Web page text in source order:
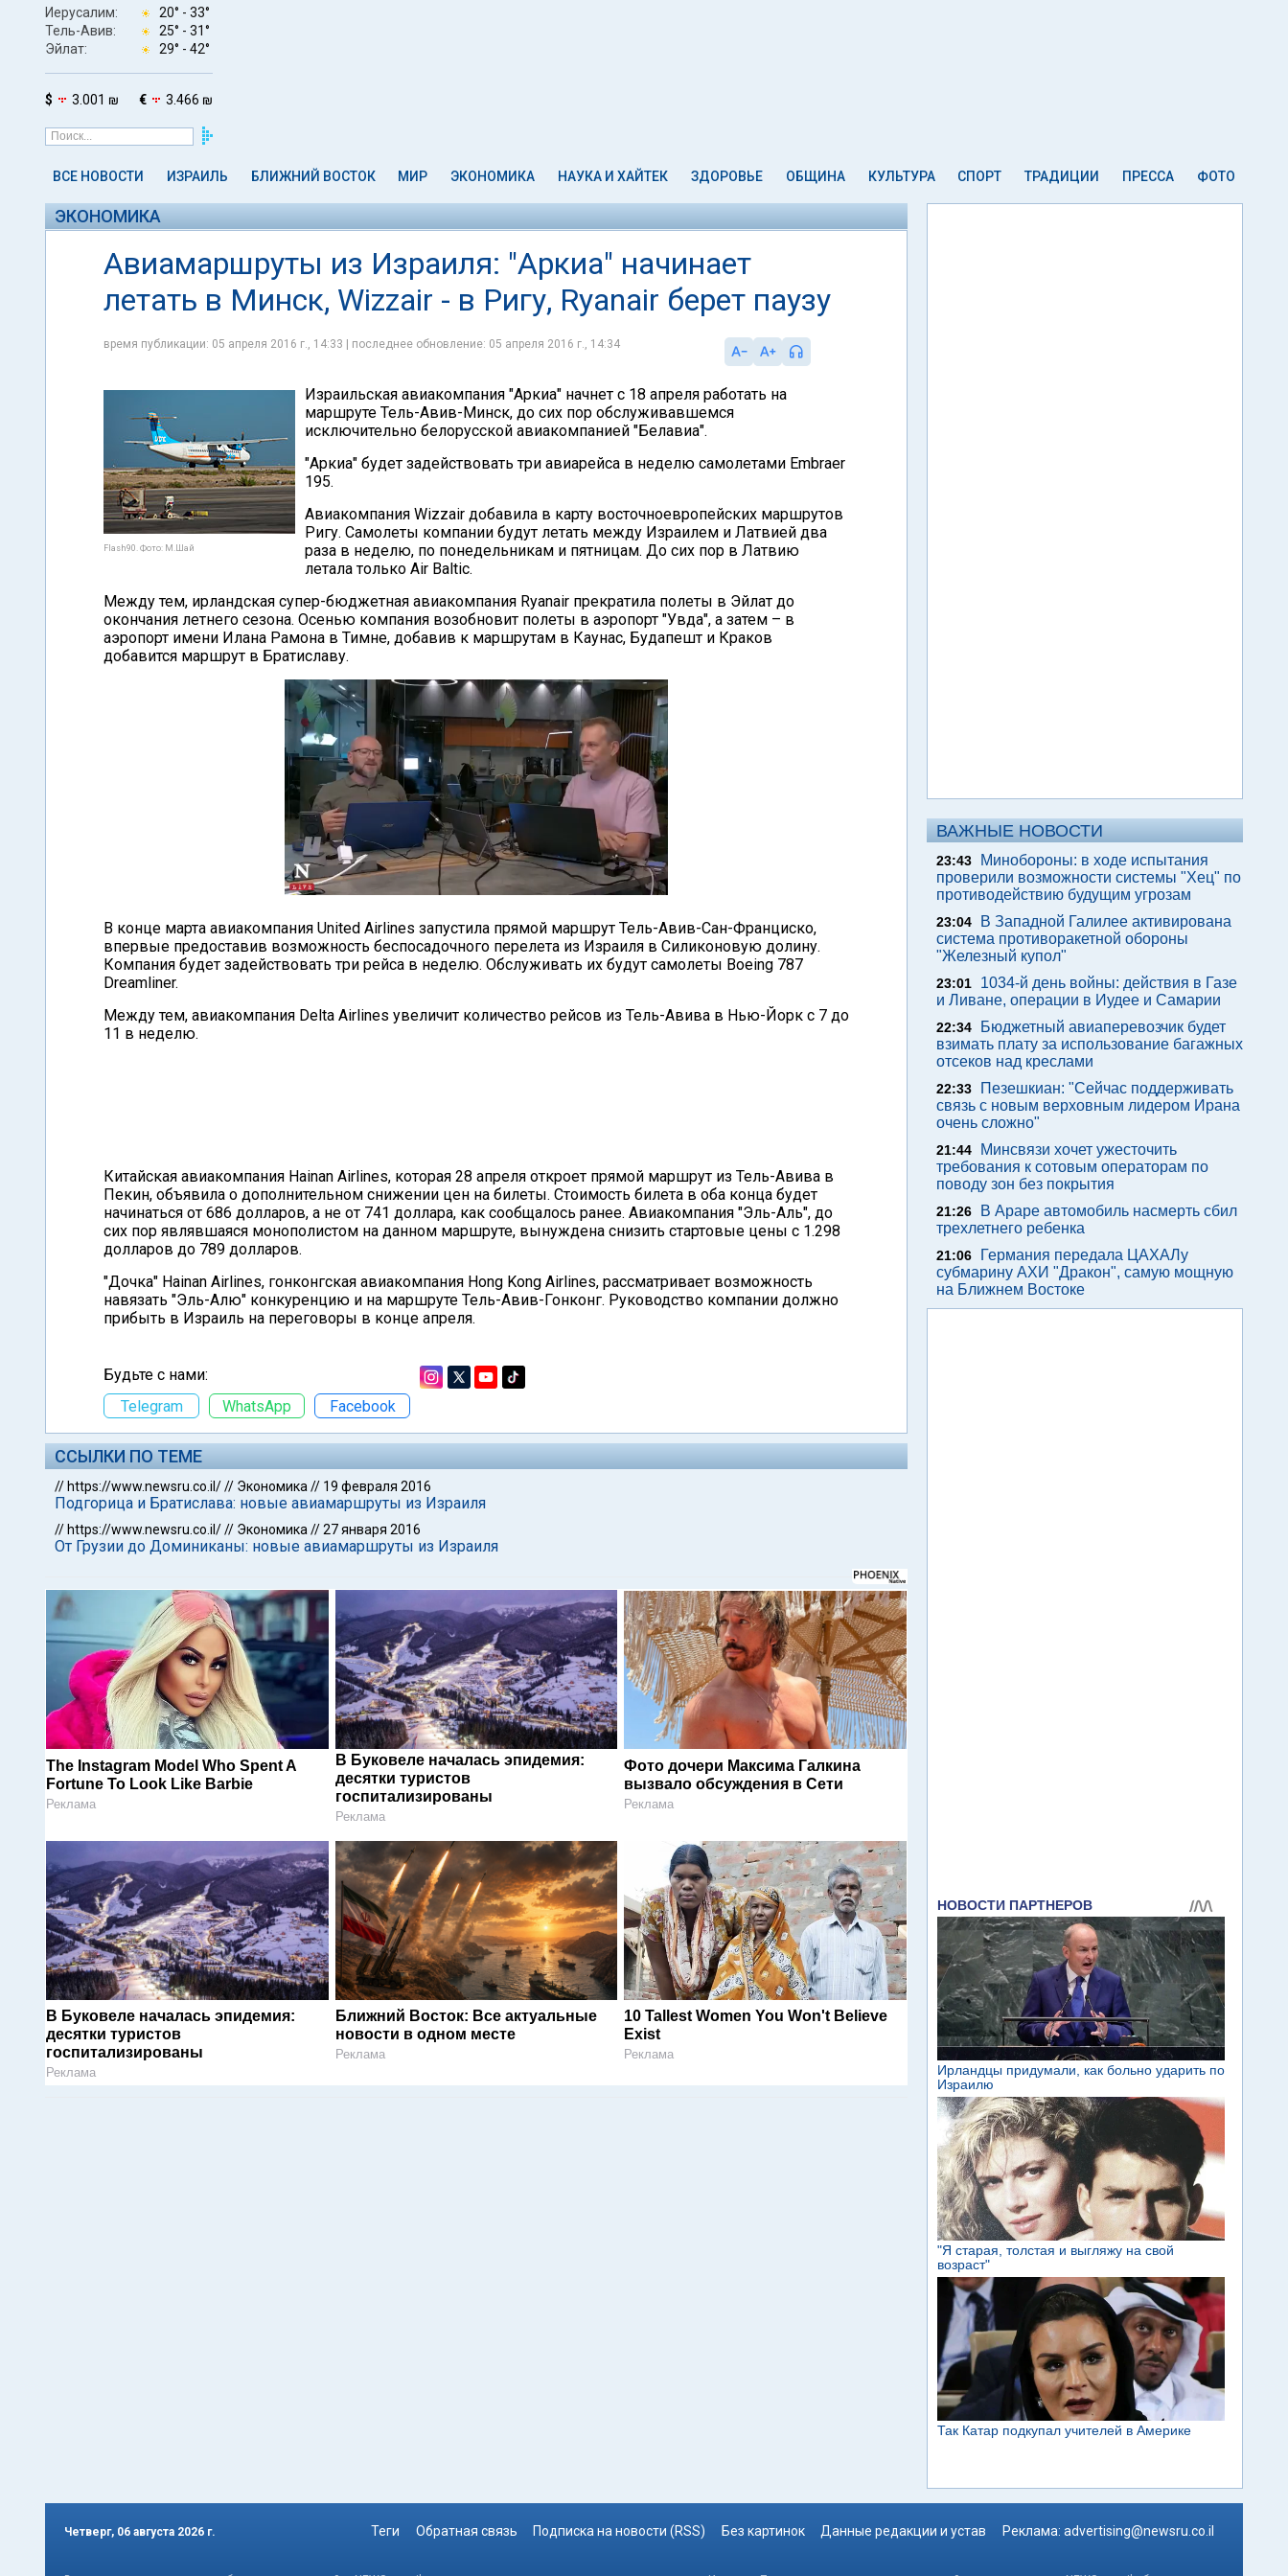
Иерусалим: 20° - 33°
Тель-Авив:
25° - 31°
Эйлат:
29° - 42°
$ 3.001 ₪ € 3.466 ₪
ВСЕ НОВОСТИ ИЗРАИЛЬ БЛИЖНИЙ ВОСТОК МИР ЭКОНОМИКА НАУКА И ХАЙТЕК ЗДОРОВЬЕ ОБЩИНА КУЛЬТУРА СПОРТ ТРАДИЦИИ ПРЕССА ФОТО
ЭКОНОМИКА
Авиамаршруты из Израиля: "Аркиа" начинает
летать в Минск, Wizzair - в Ригу, Ryanair берет паузу
время публикации: 05 апреля 2016 г., 14:33 | последнее обновление: 05 апреля 2016 г., 14:34
Flash90. Фото: М.Шай
Израильская авиакомпания "Аркиа" начнет с 18 апреля работать на
маршруте Тель-Авив-Минск, до сих пор обслуживавшемся
исключительно белорусской авиакомпанией "Белавиа".
"Аркиа" будет задействовать три авиарейса в неделю самолетами Embraer
195.
Авиакомпания Wizzair добавила в карту восточноевропейских маршрутов
Ригу. Самолеты компании будут летать между Израилем и Латвией два
раза в неделю, по понедельникам и пятницам. До сих пор в Латвию
летала только Air Baltic.
Между тем, ирландская супер-бюджетная авиакомпания Ryanair прекратила полеты в Эйлат до
окончания летнего сезона. Осенью компания возобновит полеты в аэропорт "Увда", а затем – в
аэропорт имени Илана Рамона в Тимне, добавив к маршрутам в Каунас, Будапешт и Краков
добавится маршрут в Братиславу.
В конце марта авиакомпания United Airlines запустила прямой маршрут Тель-Авив-Сан-Франциско,
впервые предоставив возможность беспосадочного перелета из Израиля в Силиконовую долину.
Компания будет задействовать три рейса в неделю. Обслуживать их будут самолеты Boeing 787
Dreamliner.
Между тем, авиакомпания Delta Airlines увеличит количество рейсов из Тель-Авива в Нью-Йорк с 7 до
11 в неделю.
Китайская авиакомпания Hainan Airlines, которая 28 апреля откроет прямой маршрут из Тель-Авива в
Пекин, объявила о дополнительном снижении цен на билеты. Стоимость билета в оба конца будет
начинаться от 686 долларов, а не от 741 доллара, как сообщалось ранее. Авиакомпания "Эль-Аль", до
сих пор являвшаяся монополистом на данном маршруте, вынуждена снизить стартовые цены с 1.298
долларов до 789 долларов.
"Дочка" Hainan Airlines, гонконгская авиакомпания Hong Kong Airlines, рассматривает возможность
навязать "Эль-Алю" конкуренцию и на маршруте Тель-Авив-Гонконг. Руководство компании должно
прибыть в Израиль на переговоры в конце апреля.
Будьте с нами:
Telegram
WhatsApp Facebook
ССЫЛКИ ПО ТЕМЕ
// https://www.newsru.co.il/// Экономика // 19 февраля 2016
Подгорица и Братислава: новые авиамаршруты из Израиля
// https://www.newsru.co.il/// Экономика //27 января 2016
От Грузии до Доминиканы: новые авиамаршруты из Израиля
The Instagram Model Who Spent A
Fortune To Look Like Barbie
Реклама
В Буковеле началась эпидемия:
десятки туристов
госпитализированы
Реклама
Фото дочери Максима Галкина
вызвало обсуждения в Сети
Реклама
В Буковеле началась эпидемия:
десятки туристов
госпитализированы
Реклама
Ближний Восток: Все актуальные
новости в одном месте
Реклама
10 Tallest Women You Won't Believe
Exist
Реклама
ВАЖНЫЕ НОВОСТИ
23:43
Минобороны: в ходе испытания
проверили возможности системы "Хец" по
противодействию будущим угрозам
23:04
В Западной Галилее активирована
система противоракетной обороны
"Железный купол"
23:01
1034-й день войны: действия в Газе
и Ливане, операции в Иудее и Самарии
22:34
Бюджетный авиаперевозчик будет
взимать плату за использование багажных
отсеков над креслами
22:33
Пезешкиан: "Сейчас поддерживать
связь с новым верховным лидером Ирана
очень сложно"
21:44
Минсвязи хочет ужесточить
требования к сотовым операторам по
поводу зон без покрытия
21:26
В Араре автомобиль насмерть сбил
трехлетнего ребенка
21:06
Германия передала ЦАХАЛу
субмарину АХИ "Дракон", самую мощную
на Ближнем Востоке
Четверг, 06 августа 2026 г. Теги Обратная связь Подписка на новости (RSS) Без картинок Данные редакции и устав Реклама: advertising@newsru.co.il